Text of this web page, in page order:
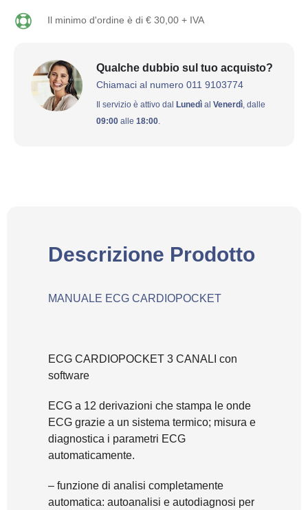
Il minimo d'ordine è di € 30,00 + IVA
Qualche dubbio sul tuo acquisto?
Chiamaci al numero 011 9103774
Il servizio è attivo dal Lunedì al Venerdì , dalle
09:00 alle 18:00
Descrizione Prodotto
MANUALE ECG CARDIOPOCKET
ECG CARDIOPOCKET 3 CANALI con
software
ECG a 12 derivazioni che stampa le onde
ECG grazie a un sistema termico; misura e
diagnostica i parametri ECG
automaticamente.
– funzione di analisi completamente
automatica: autoanalisi e autodiagnosi per